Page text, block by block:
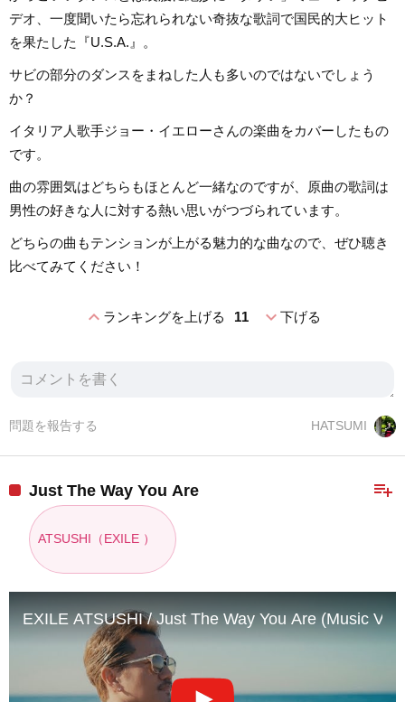
デオ、一度聞いたら忘れられない奇抜な歌詞で国民的大ヒット
を果たした『U.S.A.』。
サビの部分のダンスをまねした人も多いのではないでしょう
か？
イタリア人歌手ジョー・イエローさんの楽曲をカバーしたもの
です。
曲の雰囲気はどちらもほとんど一緒なのですが、原曲の歌詞は
男性の好きな人に対する熱い思いがつづられています。
どちらの曲もテンションが上がる魅力的な曲なので、ぜひ聴き
比べてみてください！
expand_lessランキングを上げる 11 expand_more下げる
HATSUMI
問題を報告する
playlist_add
Just The Way You Are
ATSUSHI（EXILE ）
EXILE ATSUSHI / Just The Way You Are (Music